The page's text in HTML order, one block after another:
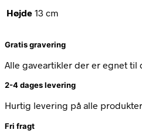
Højde 13 cm
Gratis gravering
Alle gaveartikler der er egnet til
2-4 dages levering
Hurtig levering på alle
Fri fragt